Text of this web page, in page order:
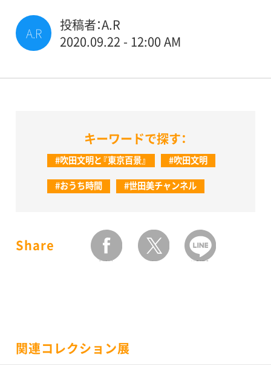
A.R
投稿者：A.R
2020.09.22 - 12:00 AM
キーワードで探す：
#吹田文明と『東京百景』 #吹田文明
#おうち時間 #世田美チャンネル
Share
facebook twitter LINEで送る
関連コレクション展